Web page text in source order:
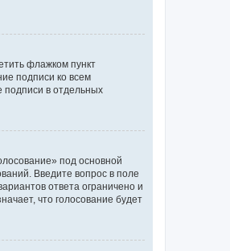
флажком пункт
подписи ко всем
в отдельных
под основной
Введите вопрос в поле
ответа ограничено и
что голосование будет